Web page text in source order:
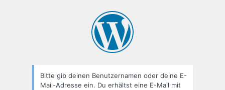
Bitte gib deinen Benutzernamen oder deine E-
Mail-Adresse ein. Du erhältst eine E-Mail mit